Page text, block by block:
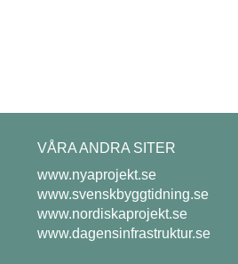
VÅRA ANDRA SITER
www.nyaprojekt.se
www.svenskbyggtidning.se
www.nordiskaprojekt.se
www.dagensinfrastruktur.se